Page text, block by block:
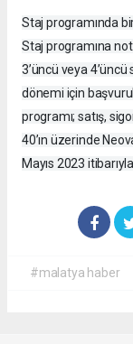
Staj programında
Staj programına
3’üncü veya 4’üncü
dönemi için
programı; satış,
40’ın üzerinde
Mayıs 2023
#malatya haber